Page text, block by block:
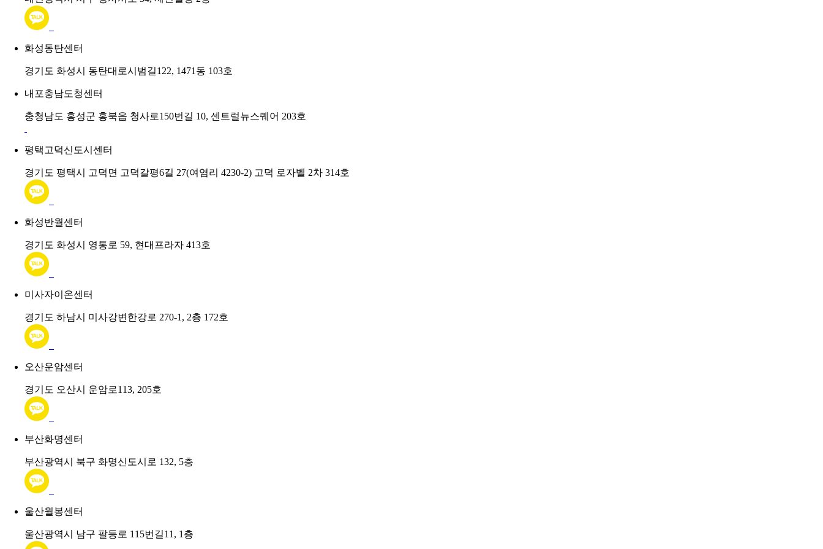
화성동탄센터
경기도 화성시 동탄대로시범길122, 1471동 103호
내포충남도청센터
충청남도 홍성군 홍북읍 청사로150번길 10, 센트럴뉴스퀘어 203호
평택고덕신도시센터
경기도 평택시 고덕면 고덕갈평6길 27(여염리 4230-2) 고덕 로자벨 2차 314호
화성반월센터
경기도 화성시 영통로 59, 현대프라자 413호
미사자이온센터
경기도 하남시 미사강변한강로 270-1, 2층 172호
오산운암센터
경기도 오산시 운암로113, 205호
부산화명센터
부산광역시 북구 화명신도시로 132, 5층
울산월봉센터
울산광역시 남구 팔등로 115번길11, 1층